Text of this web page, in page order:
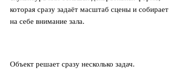
которая сразу задаёт масштаб сцены и собирает
на себе внимание зала.
Объект решает сразу несколько задач.